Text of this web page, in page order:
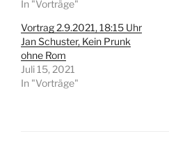
i
n
e
u
e
m
F
e
n
n
e
u
e
In "Vorträge"
Vortrag 2.9.2021, 18:15 Uhr
Jan Schuster, Kein Prunk
ohne Rom
Juli 15, 2021
In "Vorträge"